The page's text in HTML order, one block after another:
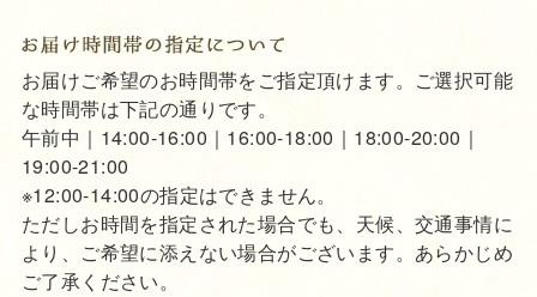
お届けご希望のお時間帯をご指定頂けます。ご選択可能
な時間帯は下記の通りです。
午前中｜14:00-16:00｜16:00-18:00｜18:00-20:00｜
19:00-21:00
※12:00-14:00の指定はできません。
ただしお時間を指定された場合でも、天候、交通事情に
より、ご希望に添えない場合がございます。あらかじめ
ご了承ください。